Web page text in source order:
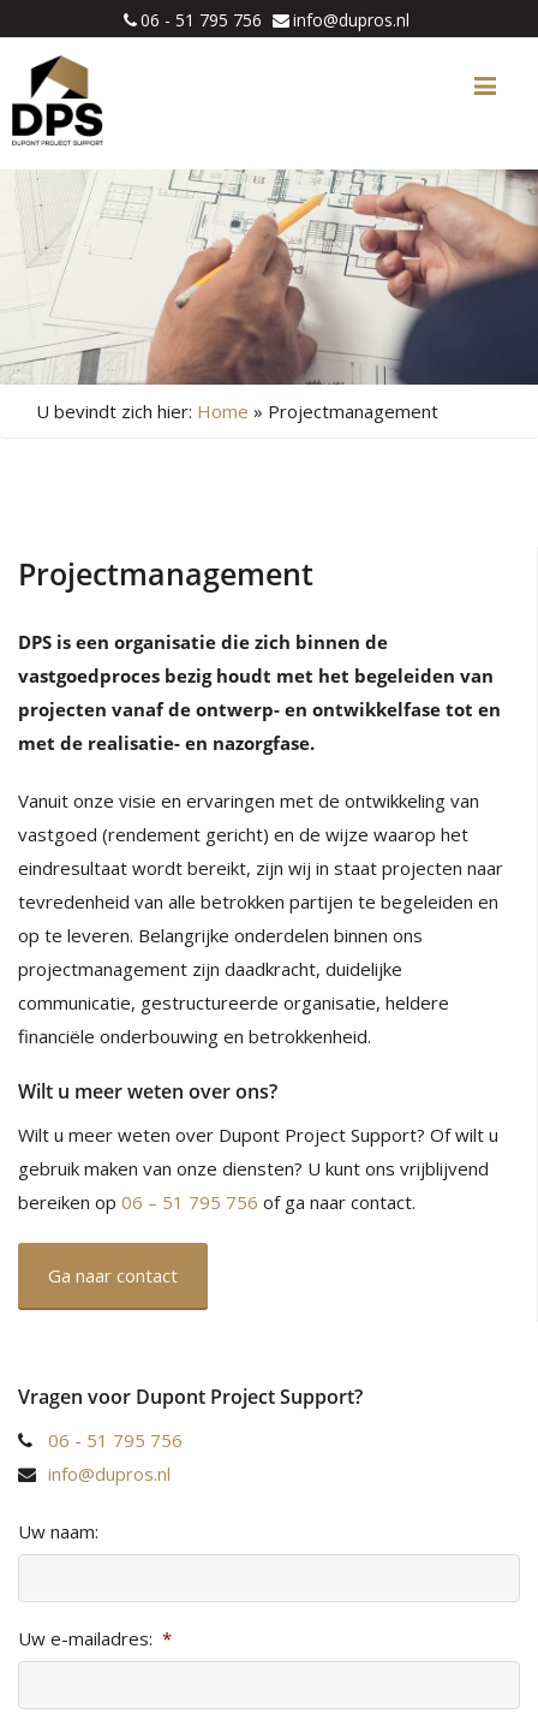
06 - 51 795 756 info@dupros.nl
U bevindt zich hier: Home » Projectmanagement
Projectmanagement
DPS is een organisatie die zich binnen de
vastgoedproces bezig houdt met het begeleiden van
projecten vanaf de ontwerp- en ontwikkelfase tot en
met de realisatie- en nazorgfase.
Vanuit onze visie en ervaringen met de ontwikkeling van
vastgoed (rendement gericht) en de wijze waarop het
eindresultaat wordt bereikt, zijn wij in staat projecten naar
tevredenheid van alle betrokken partijen te begeleiden en
op te leveren. Belangrijke onderdelen binnen ons
projectmanagement zijn daadkracht, duidelijke
communicatie, gestructureerde organisatie, heldere
financiële onderbouwing en betrokkenheid.
Wilt u meer weten over ons?
Wilt u meer weten over Dupont Project Support? Of wilt u
gebruik maken van onze diensten? U kunt ons vrijblijvend
bereiken op 06 – 51 795 756 of ga naar contact.
Ga naar contact
Vragen voor Dupont Project Support?
06 - 51 795 756
info@dupros.nl
Uw naam:
Uw e-mailadres: *